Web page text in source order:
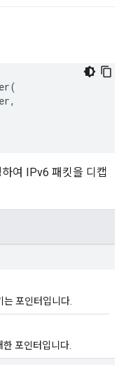
여 IPv6 패킷을 디캡
는 포인터입니다.
포인터입니다.